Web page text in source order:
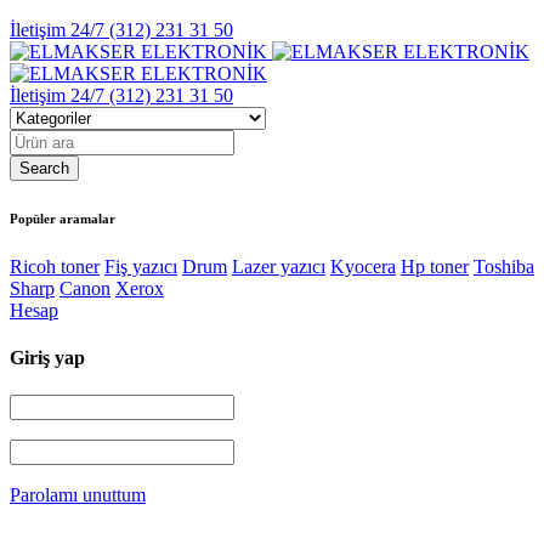
İletişim 24/7 (312) 231 31 50
İletişim 24/7 (312) 231 31 50
Popüler aramalar
Ricoh toner Fiş yazıcı Drum Lazer yazıcı Kyocera Hp toner Toshiba
Sharp Canon Xerox
Hesap
Giriş yap
Parolamı unuttum